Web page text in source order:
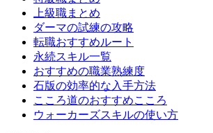
上級職まとめ
ダーマの試練の攻略
転職おすすめルート
永続スキル一覧
おすすめの職業熟練度
石版の効率的な入手方法
こころ道のおすすめこころ
ウォーカーズスキルの使い方